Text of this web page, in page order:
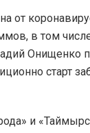
от
в том
Онищенко
старт
и